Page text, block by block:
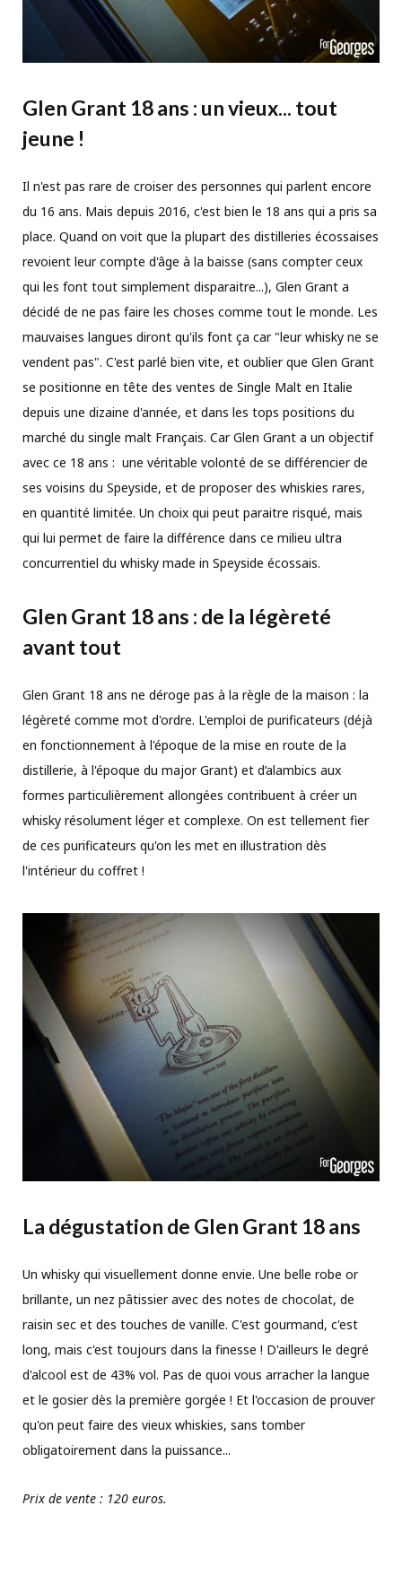
Glen Grant 18 ans : un vieux... tout
jeune !
Il n'est pas rare de croiser des personnes qui parlent encore
du 16 ans. Mais depuis 2016, c'est bien le 18 ans qui a pris sa
place. Quand on voit que la plupart des distilleries écossaises
revoient leur compte d'âge à la baisse (sans compter ceux
qui les font tout simplement disparaitre...), Glen Grant a
décidé de ne pas faire les choses comme tout le monde. Les
mauvaises langues diront qu'ils font ça car "leur whisky ne se
vendent pas". C'est parlé bien vite, et oublier que Glen Grant
se positionne en tête des ventes de Single Malt en Italie
depuis une dizaine d'année, et dans les tops positions du
marché du single malt Français. Car Glen Grant a un objectif
avec ce 18 ans : une véritable volonté de se différencier de
ses voisins du Speyside, et de proposer des whiskies rares,
en quantité limitée. Un choix qui peut paraitre risqué, mais
qui lui permet de faire la différence dans ce milieu ultra
concurrentiel du whisky made in Speyside écossais.
Glen Grant 18 ans : de la légèreté
avant tout
Glen Grant 18 ans ne déroge pas à la règle de la maison : la
légèreté comme mot d'ordre. L'emploi de purificateurs (déjà
en fonctionnement à l'époque de la mise en route de la
distillerie, à l'époque du major Grant) et d’alambics aux
formes particulièrement allongées contribuent à créer un
whisky résolument léger et complexe. On est tellement fier
de ces purificateurs qu'on les met en illustration dès
l'intérieur du coffret !
La dégustation de Glen Grant 18 ans
Un whisky qui visuellement donne envie. Une belle robe or
brillante, un nez pâtissier avec des notes de chocolat, de
raisin sec et des touches de vanille. C'est gourmand, c'est
long, mais c'est toujours dans la finesse ! D'ailleurs le degré
d'alcool est de 43% vol. Pas de quoi vous arracher la langue
et le gosier dès la première gorgée ! Et l'occasion de prouver
qu'on peut faire des vieux whiskies, sans tomber
obligatoirement dans la puissance...
Prix de vente : 120 euros.